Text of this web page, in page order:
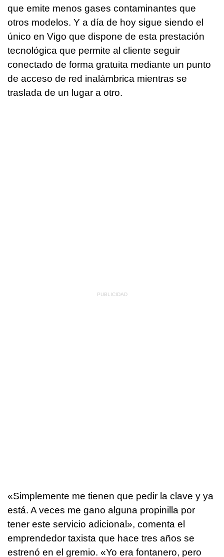
que emite menos gases contaminantes que
otros modelos. Y a día de hoy sigue siendo el
único en Vigo que dispone de esta prestación
tecnológica que permite al cliente seguir
conectado de forma gratuita mediante un punto
de acceso de red inalámbrica mientras se
traslada de un lugar a otro.
«Simplemente me tienen que pedir la clave y ya
está. A veces me gano alguna propinilla por
tener este servicio adicional», comenta el
emprendedor taxista que hace tres años se
estrenó en el gremio. «Yo era fontanero, pero